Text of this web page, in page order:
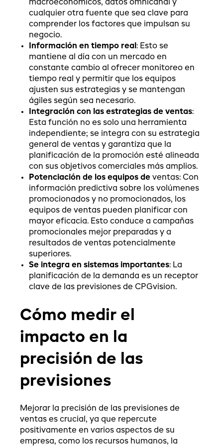
macroeconómicos, datos omnicanal y
cualquier otra fuente que sea clave para
comprender los factores que impulsan su
negocio.
Información en tiempo real : Esto se
mantiene al día con un mercado en
constante cambio al ofrecer monitoreo en
tiempo real y permitir que los equipos
ajusten sus estrategias y se mantengan
ágiles según sea necesario.
Integración con las estrategias de ventas:
Esta función no es solo una herramienta
independiente; se integra con su estrategia
general de ventas y garantiza que la
planificación de la promoción esté alineada
con sus objetivos comerciales más amplios.
Potenciación de los equipos deventas: Con
información predictiva sobre los volúmenes
promocionados y no promocionados, los
equipos de ventas pueden planificar con
mayor eficacia. Esto conduce a campañas
promocionales mejor preparadas y a
resultados de ventas potencialmente
superiores.
Se integra en sistemas importantes: La
planificación de la demanda es un receptor
clave de las previsiones de CPGvision.
Cómo medir el
impacto en la
precisión de las
previsiones
Mejorar la precisión de las previsiones de
ventas es crucial, ya que repercute
positivamente en varios aspectos de su
empresa, como los recursos humanos, la